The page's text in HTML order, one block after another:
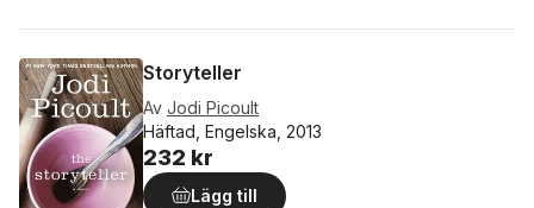
Storyteller
Av Jodi Picoult
Häftad, Engelska, 2013
232 kr
Lägg till